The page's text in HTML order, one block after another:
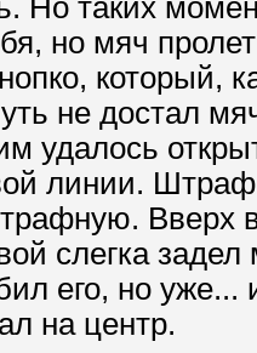
но мяч
который,
не достал
удалось
линии.
слегка
его, но
на центр.